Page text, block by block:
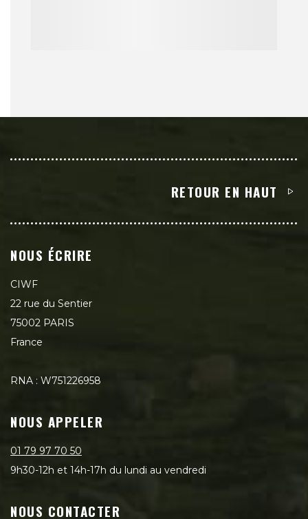
RETOUR EN HAUT
NOUS ÉCRIRE
CIWF
22 rue du Sentier
75002 PARIS
France
RNA : W751226958
NOUS APPELER
01 79 97 70 50
9h30-12h et 14h-17h du lundi au vendredi
NOUS CONTACTER